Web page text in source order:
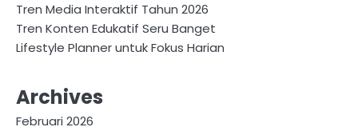
Tren Media Interaktif Tahun 2026
Tren Konten Edukatif Seru Banget
Lifestyle Planner untuk Fokus Harian
Archives
Februari 2026